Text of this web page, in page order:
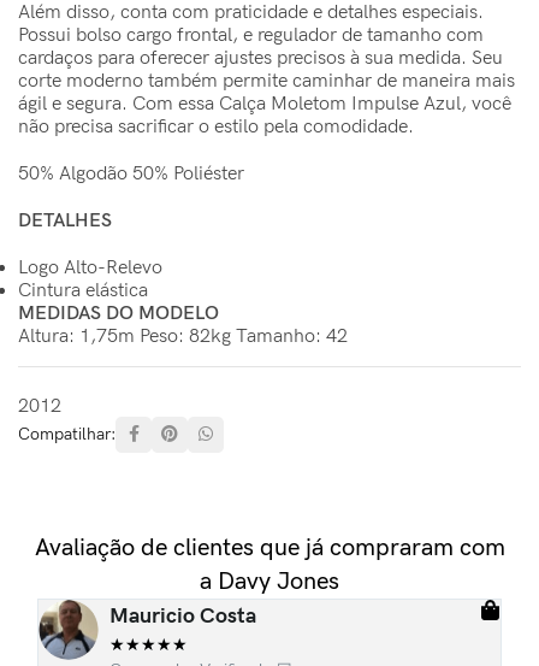
Além disso, conta com praticidade e detalhes especiais.
Possui bolso cargo frontal, e regulador de tamanho com
cardaços para oferecer ajustes precisos à sua medida. Seu
corte moderno também permite caminhar de maneira mais
ágil e segura. Com essa Calça Moletom Impulse Azul, você
não precisa sacrificar o estilo pela comodidade.
50% Algodão 50% Poliéster
DETALHES
Logo Alto-Relevo
Cintura elástica
MEDIDAS DO MODELO
Altura: 1,75m Peso: 82kg Tamanho: 42
2012
Compatilhar:
Avaliação de clientes que já compraram com
a Davy Jones
Mauricio Costa
★★★★★